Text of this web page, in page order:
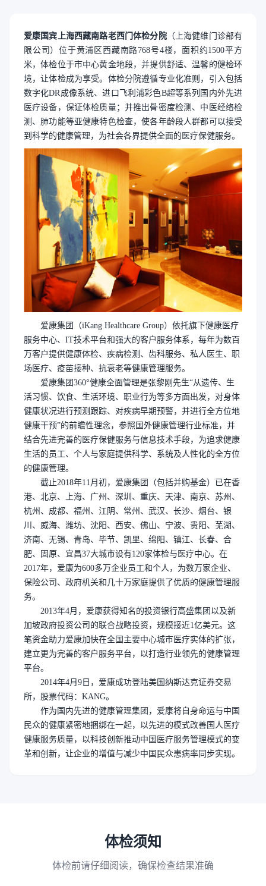
爱康国宾上海西藏南路老西门体检分院（上海健维门诊部有
限公司）位于黄浦区西藏南路768号4楼，面积约1500平方
米，体检位于市中心黄金地段，并提供舒适、温馨的健检环
境，让体检成为享受。体检分院遵循专业化准则，引入包括
数字化DR成像系统、进口飞利浦彩色B超等系列国内外先进
医疗设备，保证体检质量；并推出骨密度检测、中医经络检
测、肺功能等亚健康特色检查，使各年龄段人群都可以接受
到科学的健康管理，为社会各界提供全面的医疗保健服务。
爱康集团（iKang Healthcare Group）依托旗下健康医疗
服务中心、IT技术平台和强大的客户服务体系，每年为数百
万客户提供健康体检、疾病检测、齿科服务、私人医生、职
场医疗、疫苗接种、抗衰老等健康管理服务。
爱康集团 360°健康全面管理是张黎刚先生“从遗传、生
活习惯、饮食、生活环境、职业行为等多方面出发，对身体
健康状况进行预测跟踪、对疾病早期预警，并进行全方位地
健康干预”的前瞻性理念，参照国外健康管理行业标准，并
结合先进完善的医疗保健服务与信息技术手段，为追求健康
生活的员工、个人与家庭提供科学、系统及人性化的全方位
的健康管理。
截止2018年11月初，爱康集团（包括并购基金）已在香
港、北京、上海、广州、深圳、重庆、天津、南京、苏州、
杭州、成都、福州、江阴、常州、武汉、长沙、烟台、银
川、威海、潍坊、沈阳、西安、佛山、宁波、贵阳、芜湖、
济南、无锡、青岛、毕节、凯里、绵阳、镇江、长春、合
肥、固原、宜昌37大城市设有120家体检与医疗中心。在
2017年，爱康为600多万企业员工和个人，为数万家企业、
保险公司、政府机关和几十万家庭提供了优质的健康管理服
务。
2013年4月，爱康获得知名的投资银行高盛集团以及新
加坡政府投资公司的联合战略投资，规模接近1亿美元。这
笔资金助力爱康加快在全国主要中心城市医疗实体的扩张，
建立更为完善的客户服务平台，以打造行业领先的健康管理
平台。
2014年4月9日，爱康成功登陆美国纳斯达克证券交易
所，股票代码：KANG。
作为国内先进的健康管理集团，爱康将自身命运与中国
民众的健康紧密地捆绑在一起，以先进的模式改善国人医疗
健康服务质量，以科技创新推动中国医疗服务管理模式的变
革和创新，让企业的增值与减少中国民众患病率同步实现。
体检须知
体检前请仔细阅读，确保检查结果准确